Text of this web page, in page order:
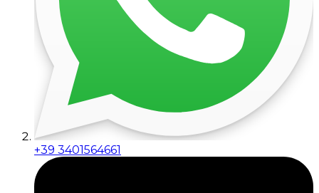
+39 3401564661